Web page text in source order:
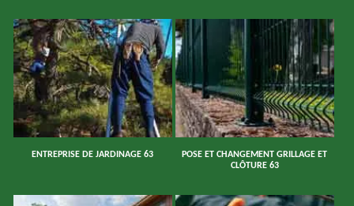
ENTREPRISE DE JARDINAGE 63
POSE ET CHANGEMENT GRILLAGE ET
CLÔTURE 63